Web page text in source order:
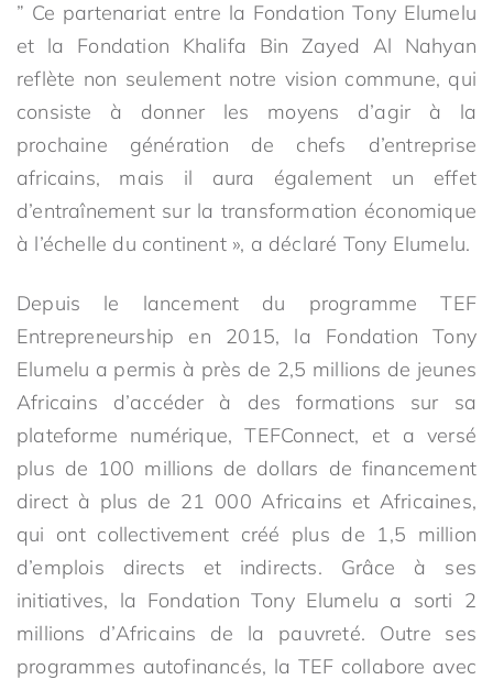
” Ce partenariat entre la Fondation Tony Elumelu
et la Fondation Khalifa Bin Zayed Al Nahyan
reflète non seulement notre vision commune, qui
consiste à donner les moyens d’agir à la
prochaine génération de chefs d’entreprise
africains, mais il aura également un effet
d’entraînement sur la transformation économique
à l’échelle du continent », a déclaré Tony Elumelu.
Depuis le lancement du programme TEF
Entrepreneurship en 2015, la Fondation Tony
Elumelu a permis à près de 2,5 millions de jeunes
Africains d’accéder à des formations sur sa
plateforme numérique, TEFConnect, et a versé
plus de 100 millions de dollars de financement
direct à plus de 21 000 Africains et Africaines,
qui ont collectivement créé plus de 1,5 million
d’emplois directs et indirects. Grâce à ses
initiatives, la Fondation Tony Elumelu a sorti 2
millions d’Africains de la pauvreté. Outre ses
programmes autofinancés, la TEF collabore avec